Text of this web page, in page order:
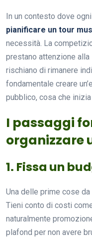
In un contesto dove
pianificare un tour
necessità. La
prestano attenzione
rischiano di rimanere
fondamentale creare
pubblico, cosa che
I passaggi
organizzare
1. Fissa un
Una delle prime cose
Tieni conto di costi
naturalmente
plafond per non avere